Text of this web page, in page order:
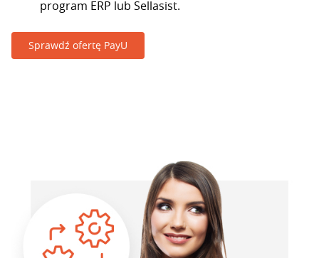
program ERP lub Sellasist.
Sprawdź ofertę PayU